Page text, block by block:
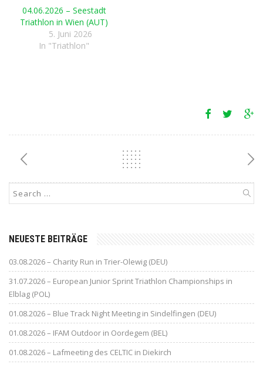
04.06.2026 – Seestadt
Triathlon in Wien (AUT)
5. Juni 2026
In "Triathlon"
NEUESTE BEITRÄGE
03.08.2026 – Charity Run in Trier-Olewig (DEU)
31.07.2026 – European Junior Sprint Triathlon Championships in
Elblag (POL)
01.08.2026 – Blue Track Night Meeting in Sindelfingen (DEU)
01.08.2026 – IFAM Outdoor in Oordegem (BEL)
01.08.2026 – Lafmeeting des CELTIC in Diekirch